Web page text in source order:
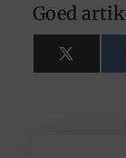
Goed
X